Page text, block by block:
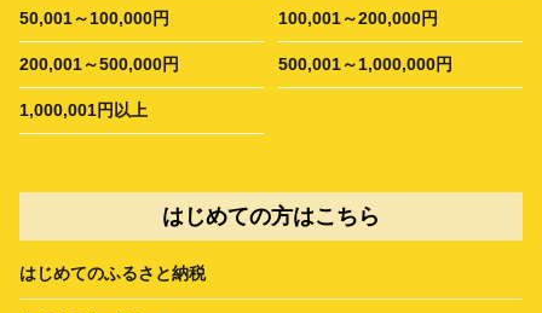
50,001～100,000円 100,001～200,000円
200,001～500,000円 500,001～1,000,000円
1,000,001円以上
はじめての方はこちら
はじめてのふるさと納税